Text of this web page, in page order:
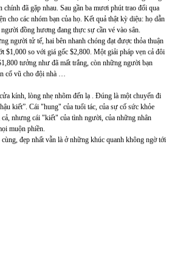
chính đã gặp nhau. Sau gần ba mươi phút trao đổi qua
cho các nhóm bạn của họ. Kết quả thật kỳ diệu: họ dẫn
đồng hương đang thực sự cần vé vào sân.
người tử tế, hai bên nhanh chóng đạt được thỏa thuận
$1,000 so với giá gốc $2,800. Một giải pháp vẹn cả đôi
tưởng như đã mất trắng, còn những người bạn
cổ vũ cho đội nhà …
kính, lòng nhẹ nhõm đến lạ . Đúng là một chuyến đi
kiết”. Cái "hung" của tuổi tác, của sự cố sức khỏe
nhưng cái "kiết" của tình người, của những nhân
muộn phiền.
đẹp nhất vẫn là ở những khúc quanh không ngờ tới